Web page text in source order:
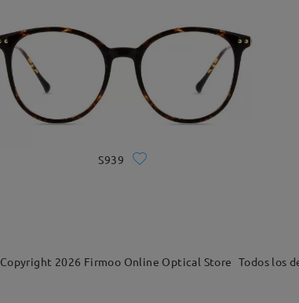
S939
Copyright 2026 Firmoo Online Optical Store Todos los